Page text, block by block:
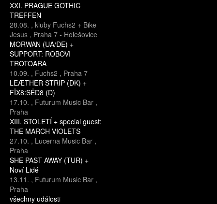
XXI. PRAGUE GOTHIC
TREFFEN
28.08. , kluby Fuchs2 + Bike
Jesus , Praha 7 - Holešovice
MORWAN (UA/DE) +
SUPPORT: ROBOVI
TROTOARA
10.09. , Fuchs2 , Praha 7
LEÆTHER STRIP (DK) +
FÏX8:SËD8 (D)
17.10. , Futurum Music Bar ,
Praha
XIII. STOLETÍ + special guest:
THE MARCH VIOLETS
27.10. , Lucerna Music Bar ,
Praha
SHE PAST AWAY (TUR) +
Noví Lidé
13.11. , Futurum Music Bar ,
Praha
všechny události